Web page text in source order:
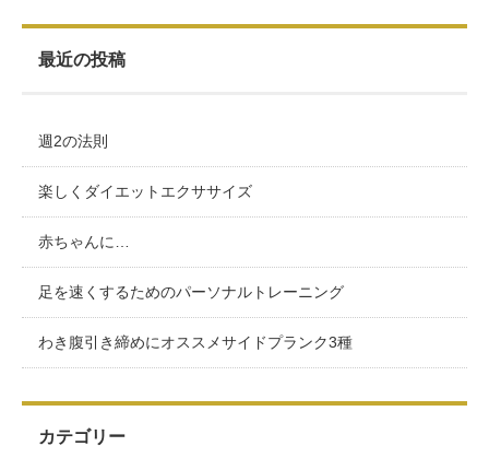
最近の投稿
週2の法則
楽しくダイエットエクササイズ
赤ちゃんに…
足を速くするためのパーソナルトレーニング
わき腹引き締めにオススメサイドプランク3種
カテゴリー